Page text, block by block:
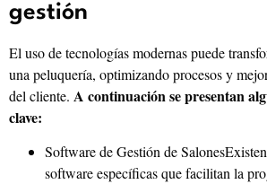
gestión
El uso de tecnologías modernas puede
una peluquería, optimizando procesos y
del cliente. A continuación se presentan
clave:
Software de Gestión de
software específicas que facilitan la